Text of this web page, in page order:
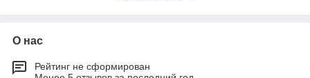
Долговечность
О нас
Рейтинг не сформирован